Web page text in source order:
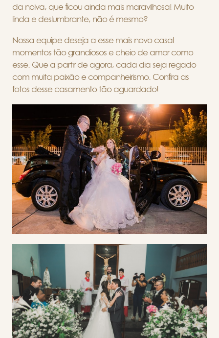
da noiva, que ficou ainda mais maravilhosa! Muito
linda e deslumbrante, não é mesmo?
Nossa equipe deseja a esse mais novo casal
momentos tão grandiosos e cheio de amor como
esse. Que a partir de agora, cada dia seja regado
com muita paixão e companheirismo. Confira as
fotos desse casamento tão aguardado!